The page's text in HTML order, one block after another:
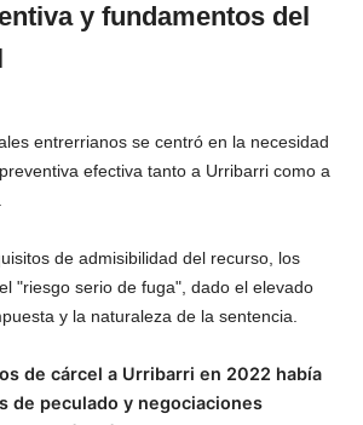
y fundamentos del
entrerrianos se centró en la necesidad
efectiva tanto a Urribarri como a
de admisibilidad del recurso, los
"riesgo serio de fuga", dado el elevado
y la naturaleza de la sentencia.
de cárcel a Urribarri en 2022 había
de peculado y negociaciones